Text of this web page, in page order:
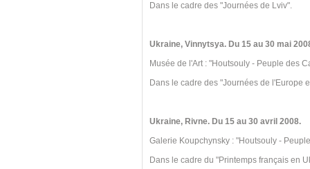
Dans le cadre des "Journées de Lviv".
Ukraine, Vinnytsya. Du 15 au 30 mai
Musée de l'Art : "Houtsouly - Peuple des
Dans le cadre des "Journées de l'Europe
Ukraine, Rivne. Du 15 au 30 avril 2008.
Galerie Koupchynsky : "Houtsouly -
Dans le cadre du "Printemps français en